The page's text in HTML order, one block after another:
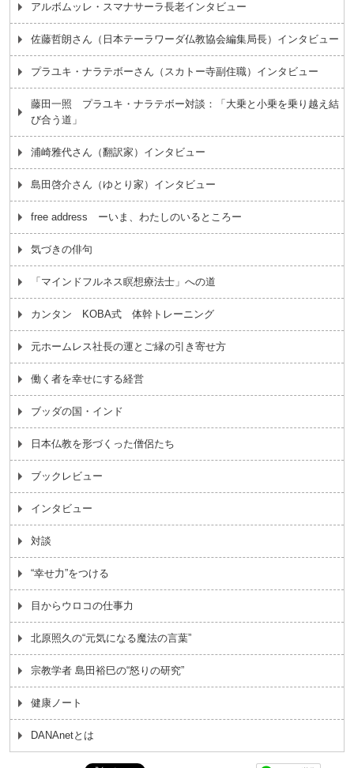
アルボムッレ・スマナサーラ長老インタビュー
佐藤哲朗さん（日本テーラワーダ仏教協会編集局長）インタビュー
プラユキ・ナラテボーさん（スカトー寺副住職）インタビュー
藤田一照 プラユキ・ナラテボー対談：「大乗と小乗を乗り越え結
び合う道」
浦崎雅代さん（翻訳家）インタビュー
島田啓介さん（ゆとり家）インタビュー
free address ーいま、わたしのいるところー
気づきの俳句
「マインドフルネス瞑想療法士」への道
カンタン KOBA式 体幹トレーニング
元ホームレス社長の運とご縁の引き寄せ方
働く者を幸せにする経営
ブッダの国・インド
日本仏教を形づくった僧侶たち
ブックレビュー
インタビュー
対談
“幸せ力”をつける
目からウロコの仕事力
北原照久の“元気になる魔法の言葉”
宗教学者 島田裕巳の“怒りの研究”
健康ノート
DANAnetとは